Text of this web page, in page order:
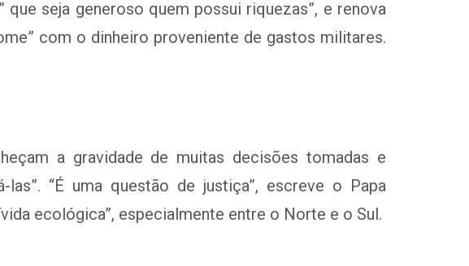
seja generoso quem possui riquezas”, e renova
com o dinheiro proveniente de gastos militares.
a gravidade de muitas decisões tomadas e
“É uma questão de justiça”, escreve o Papa
ecológica”, especialmente entre o Norte e o Sul.